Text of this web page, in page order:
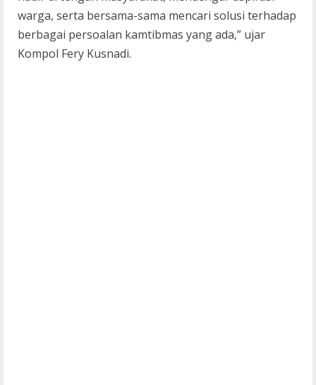
warga, serta bersama-sama mencari solusi terhadap
berbagai persoalan kamtibmas yang ada,” ujar
Kompol Fery Kusnadi.